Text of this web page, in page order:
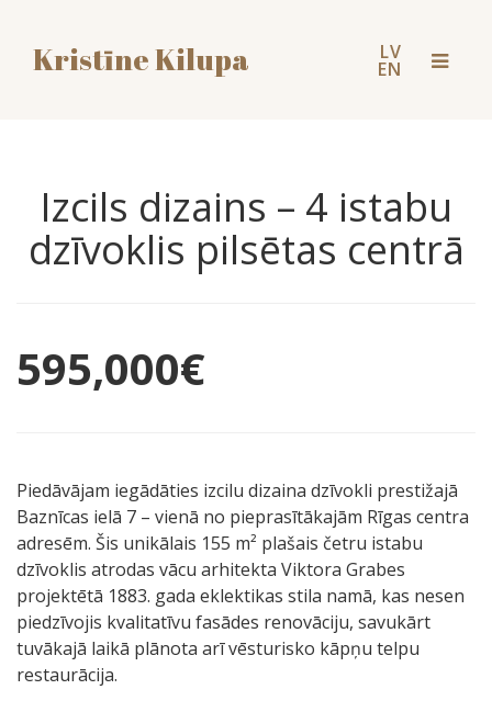
Kristīne Kilupa LV
EN
Toggle
Izcils dizains – 4 istabu
dzīvoklis pilsētas centrā
595,000€
Piedāvājam iegādāties izcilu dizaina dzīvokli prestižajā
Baznīcas ielā 7 – vienā no pieprasītākajām Rīgas centra
adresēm. Šis unikālais 155 m² plašais četru istabu
dzīvoklis atrodas vācu arhitekta Viktora Grabes
projektētā 1883. gada eklektikas stila namā, kas nesen
piedzīvojis kvalitatīvu fasādes renovāciju, savukārt
tuvākajā laikā plānota arī vēsturisko kāpņu telpu
restaurācija.